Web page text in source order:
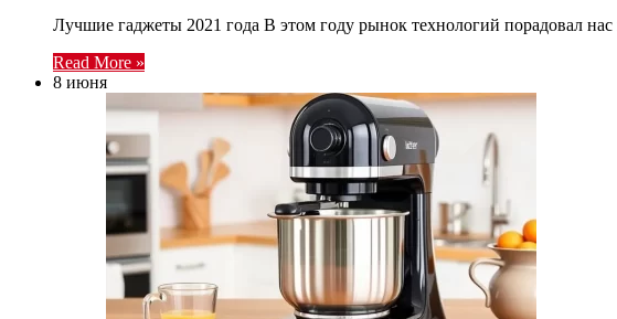
Лучшие гаджеты 2021 года В этом году рынок технологий порадовал
Read More »
8 июня